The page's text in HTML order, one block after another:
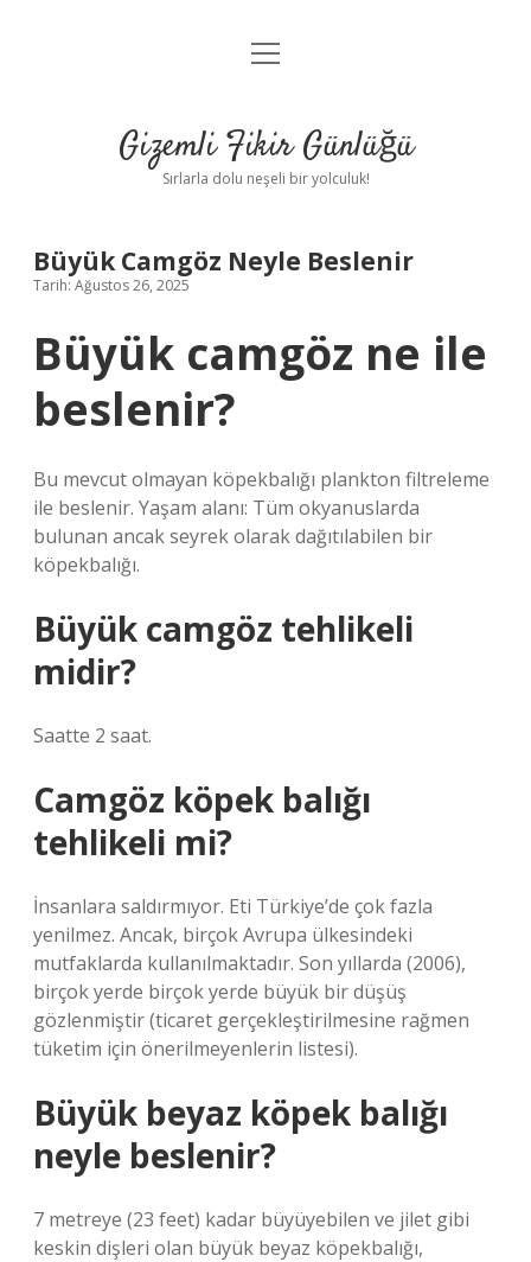
Anasayfa
Yasal Uyarı
menüyü
Gizemli Fikir Günlüğü
Sırlarla dolu neşeli bir yolculuk!
Büyük Camgöz Neyle Beslenir
Tarih: Ağustos 26, 2025
Büyük camgöz ne ile
beslenir?
Bu mevcut olmayan köpekbalığı plankton filtreleme
ile beslenir. Yaşam alanı: Tüm okyanuslarda
bulunan ancak seyrek olarak dağıtılabilen bir
köpekbalığı.
Büyük camgöz tehlikeli
midir?
Saatte 2 saat.
Camgöz köpek balığı
tehlikeli mi?
İnsanlara saldırmıyor. Eti Türkiye’de çok fazla
yenilmez. Ancak, birçok Avrupa ülkesindeki
mutfaklarda kullanılmaktadır. Son yıllarda (2006),
birçok yerde birçok yerde büyük bir düşüş
gözlenmiştir (ticaret gerçekleştirilmesine rağmen
tüketim için önerilmeyenlerin listesi).
Büyük beyaz köpek balığı
neyle beslenir?
7 metreye (23 feet) kadar büyüyebilen ve jilet gibi
keskin dişleri olan büyük beyaz köpekbalığı,